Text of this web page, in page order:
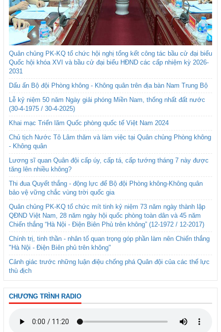
Quân chủng PK-KQ tổ chức hội nghị tổng kết công tác bầu cử đại biểu
Quốc hội khóa XVI và bầu cử đại biểu HĐND các cấp nhiệm kỳ 2026-
2031
Dấu ấn Bộ đội Phòng không - Không quân trên địa bàn Nam Trung Bộ
Lễ kỷ niệm 50 năm Ngày giải phóng Miền Nam, thống nhất đất nước
(30-4-1975 / 30-4-2025)
Khai mạc Triển lãm Quốc phòng quốc tế Việt Nam 2024
Chủ tịch Nước Tô Lâm thăm và làm việc tại Quân chủng Phòng không
- Không quân
Lương sĩ quan Quân đội cấp úy, cấp tá, cấp tướng tháng 7 này được
tăng lên nhiều không?
Thi đua Quyết thắng - động lực để Bộ đội Phòng không-Không quân
bảo vệ vững chắc vùng trời quốc gia
Quân chủng PK-KQ tổ chức mít tinh kỷ niệm 73 năm ngày thành lập
QĐND Việt Nam, 28 năm ngày hội quốc phòng toàn dân và 45 năm
Chiến thắng “Hà Nội - Điện Biên Phủ trên không” (12-1972 / 12-2017)
Chính trị, tinh thần - nhân tố quan trọng góp phần làm nên Chiến thắng
"Hà Nội - Điện Biên phủ trên không"
Cảnh giác trước những luận điệu chống phá Quân đội của các thế lực
thù địch
CHƯƠNG TRÌNH RADIO